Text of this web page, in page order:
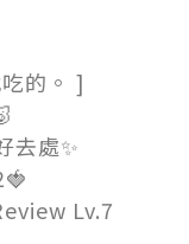
的。 ]
去處✨
Lv.7